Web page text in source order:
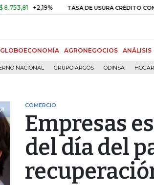
+2,19% TASA DE USURA CRÉDITO CONSUMO
GLOBOECONOMÍA AGRONEGOCIOS ANÁLISIS
NACIONAL GRUPO ARGOS ODINSA HOGAR
COMERCIO
Empresas
del día del